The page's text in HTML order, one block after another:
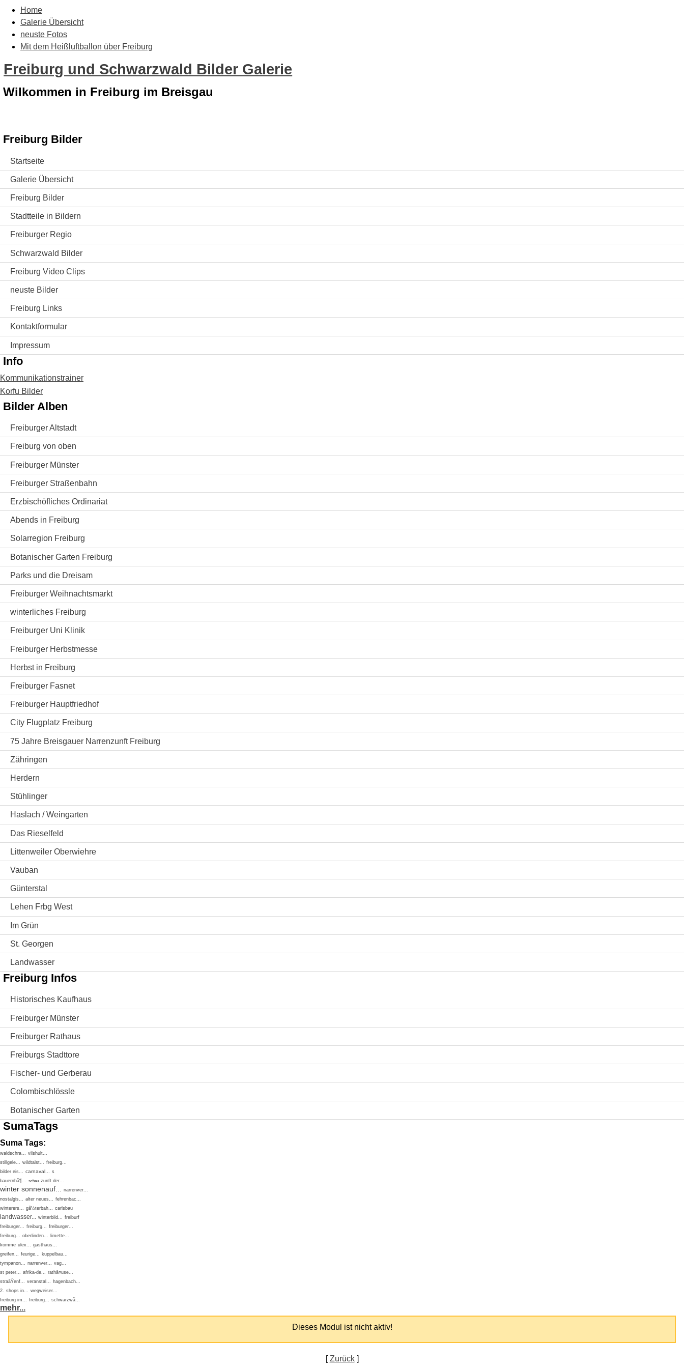
Home
Galerie Übersicht
neuste Fotos
Mit dem Heißluftballon über Freiburg
Freiburg und Schwarzwald Bilder Galerie
Wilkommen in Freiburg im Breisgau
Freiburg Bilder
Startseite
Galerie Übersicht
Freiburg Bilder
Stadtteile in Bildern
Freiburger Regio
Schwarzwald Bilder
Freiburg Video Clips
neuste Bilder
Freiburg Links
Kontaktformular
Impressum
Info
Kommunikationstrainer
Korfu Bilder
Bilder Alben
Freiburger Altstadt
Freiburg von oben
Freiburger Münster
Freiburger Straßenbahn
Erzbischöfliches Ordinariat
Abends in Freiburg
Solarregion Freiburg
Botanischer Garten Freiburg
Parks und die Dreisam
Freiburger Weihnachtsmarkt
winterliches Freiburg
Freiburger Uni Klinik
Freiburger Herbstmesse
Herbst in Freiburg
Freiburger Fasnet
Freiburger Hauptfriedhof
City Flugplatz Freiburg
75 Jahre Breisgauer Narrenzunft Freiburg
Zähringen
Herdern
Stühlinger
Haslach / Weingarten
Das Rieselfeld
Littenweiler Oberwiehre
Vauban
Günterstal
Lehen Frbg West
Im Grün
St. Georgen
Landwasser
Freiburg Infos
Historisches Kaufhaus
Freiburger Münster
Freiburger Rathaus
Freiburgs Stadttore
Fischer- und Gerberau
Colombischlössle
Botanischer Garten
SumaTags
Suma Tags:
waldschra... vilshult...
stillgele... wildtalst... freiburg...
bilder eis... carnaval...
s
bauernhã¶... schau zunft der...
winter sonnenauf...
narrenver...
nostalgis... alter neues... fehrenbac...
winterers... gã½terbah... carlsbau
landwasser... winterbild... freiburf
freiburger... freiburg... freiburger...
freiburg... oberlinden...
limette...
komme ulex... gasthaus...
greifen... feurige... kuppelbau...
tympanon... narrenver... vag...
st peter... afrika-de... rathã¤use...
straãŸenf... veranstal... hagenbach...
2. shops in... wegweiser...
freiburg im... freiburg... schwarzwã...
mehr...
Dieses Modul ist nicht aktiv!
Zurück]